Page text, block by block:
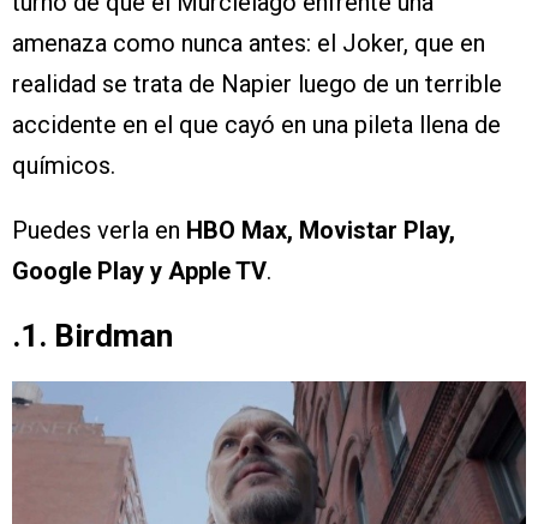
amenaza como nunca antes: el Joker, que en
realidad se trata de Napier luego de un terrible
accidente en el que cayó en una pileta llena de
químicos.
Puedes verla en HBO Max, Movistar Play,
Google Play y Apple TV.
.1. Birdman